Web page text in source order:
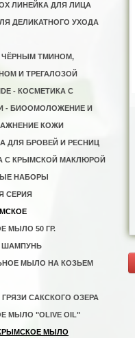
ЛИНЕЙКА ДЛЯ ЛИЦА
ДЕЛИКАТНОГО УХОДА
ЧЁРНЫМ ТМИНОМ,
И ТРЕГАЛОЗОЙ
- КОСМЕТИКА С
- БИООМОЛОЖЕНИЕ И
КОЖИ
ДЛЯ БРОВЕЙ И РЕСНИЦ
С КРЫМСКОЙ МАКЛЮРОЙ
НАБОРЫ
СЕРИЯ
МЫЛО 50 ГР.
ШАМПУНЬ
МЫЛО НА КОЗЬЕМ
САКСКОГО ОЗЕРА
МЫЛО "OLIVE OIL"
МЫЛО